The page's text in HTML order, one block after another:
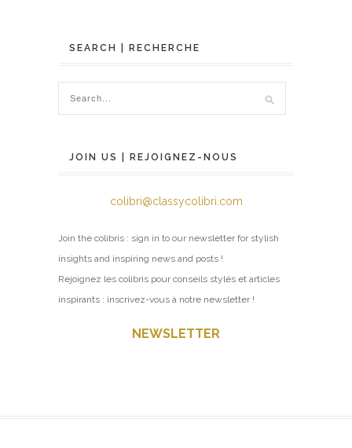
SEARCH | RECHERCHE
JOIN US | REJOIGNEZ-NOUS
colibri@classycolibri.com
Join the colibris : sign in to our newsletter for stylish
insights and inspiring news and posts !
Rejoignez les colibris pour conseils stylés et articles
inspirants : inscrivez-vous à notre newsletter !
NEWSLETTER